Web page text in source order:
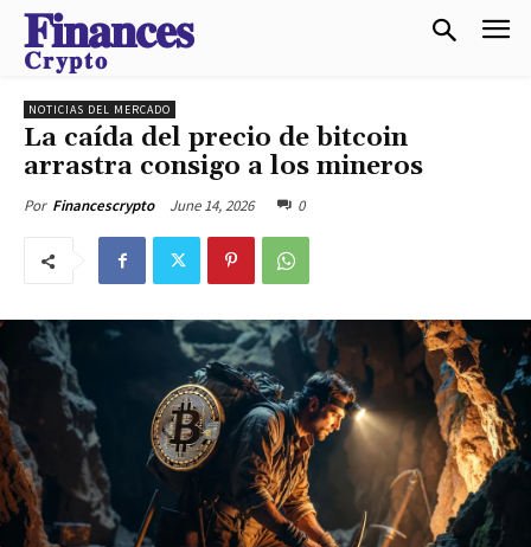
𝐅𝐢𝐧𝐚𝐧𝐜𝐞𝐬
𝐂𝐫𝐲𝐩𝐭𝐨
NOTICIAS DEL MERCADO
La caída del precio de bitcoin
arrastra consigo a los mineros
Por Financescrypto June 14, 2026 0